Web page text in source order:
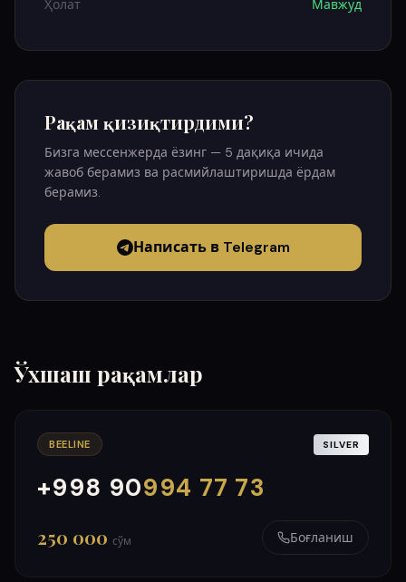
Ҳолат Мавжуд
Рақам қизиқтирдими?
Бизга мессенжерда ёзинг — 5 дақиқа ичида
жавоб берамиз ва расмийлаштиришда ёрдам
берамиз.
Написать в Telegram
Ўхшаш рақамлар
BEELINE SILVER
+998 90994 77 73
000
999
250 000 сўм Боғланиш